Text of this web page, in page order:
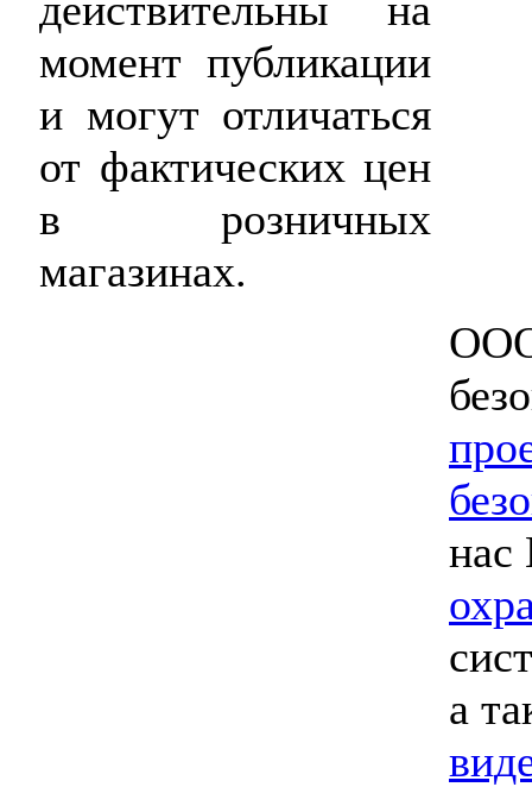
момент публикации
и могут отличаться
от фактических цен
в розничных
магазинах.
ООО
а